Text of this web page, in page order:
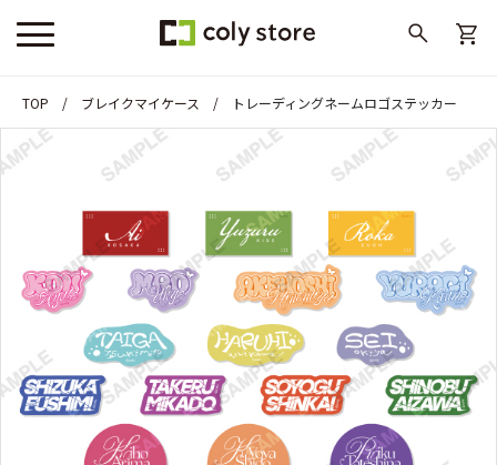
TOP ブレイクマイケース トレーディングネームロゴステッカー